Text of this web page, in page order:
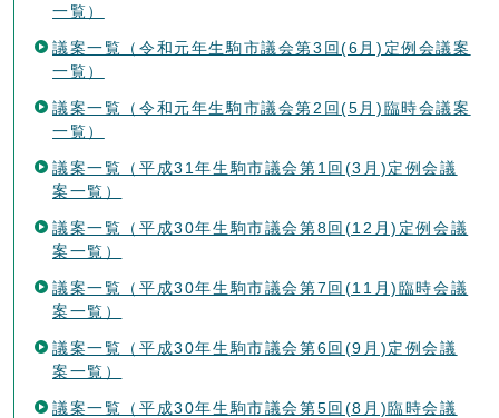
一覧）
議案一覧（令和元年生駒市議会第3回(6月)定例会議案
一覧）
議案一覧（令和元年生駒市議会第2回(5月)臨時会議案
一覧）
議案一覧（平成31年生駒市議会第1回(3月)定例会議
案一覧）
議案一覧（平成30年生駒市議会第8回(12月)定例会議
案一覧）
議案一覧（平成30年生駒市議会第7回(11月)臨時会議
案一覧）
議案一覧（平成30年生駒市議会第6回(9月)定例会議
案一覧）
議案一覧（平成30年生駒市議会第5回(8月)臨時会議